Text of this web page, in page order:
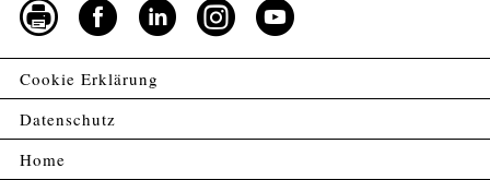
Cookie Erklärung
Datenschutz
Home